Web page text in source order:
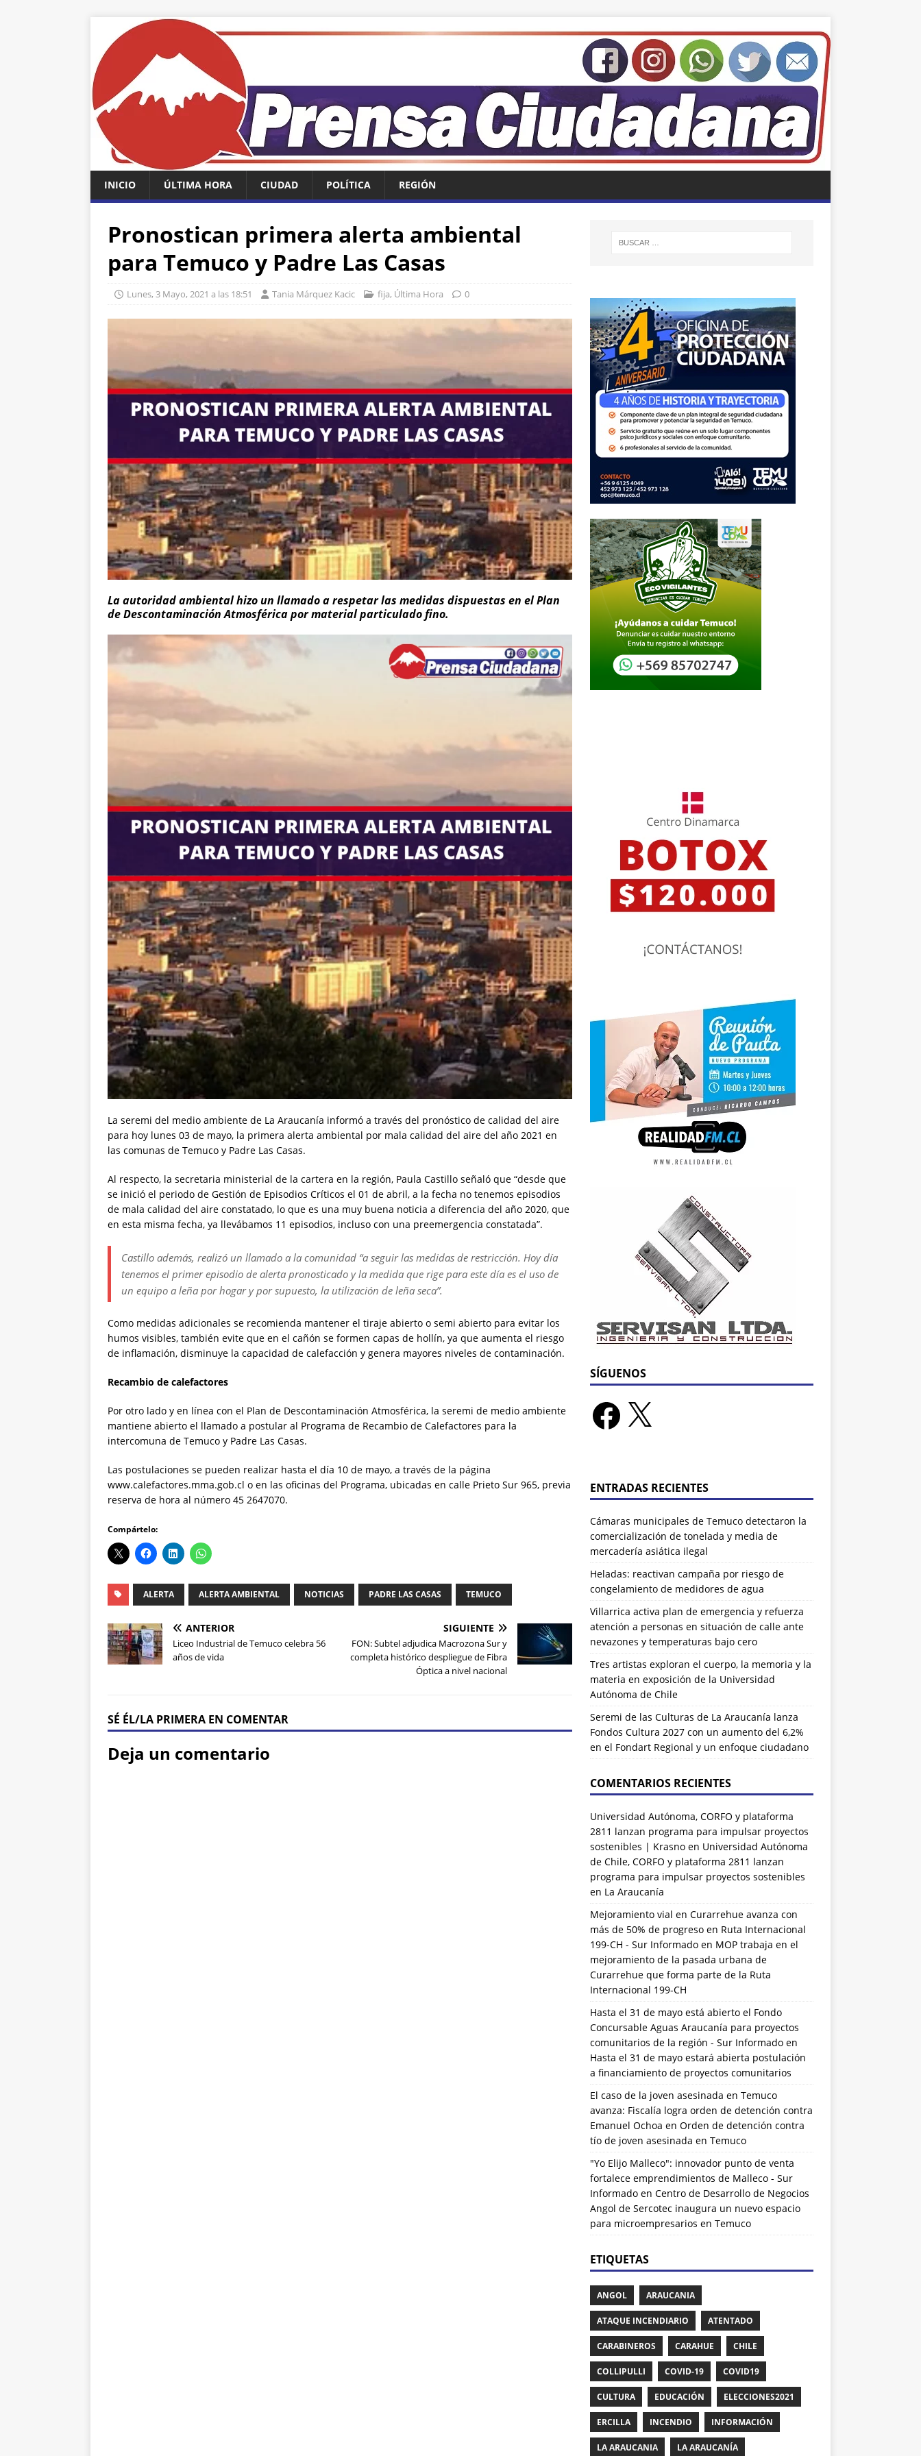
INICIO ÚLTIMA HORA CIUDAD POLÍTICA REGIÓN
Pronostican primera alerta ambiental
para Temuco y Padre Las Casas
Lunes, 3 Mayo, 2021 a las 18:51 Tania Márquez Kacic fija, Última Hora 0
La autoridad ambiental hizo un llamado a respetar las medidas dispuestas en el Plan
de Descontaminación Atmosférica por material particulado fino.
La seremi del medio ambiente de La Araucanía informó a través del pronóstico de calidad del aire
para hoy lunes 03 de mayo, la primera alerta ambiental por mala calidad del aire del año 2021 en
las comunas de Temuco y Padre Las Casas.
Al respecto, la secretaria ministerial de la cartera en la región, Paula Castillo señaló que “desde que
se inició el periodo de Gestión de Episodios Críticos el 01 de abril, a la fecha no tenemos episodios
de mala calidad del aire constatado, lo que es una muy buena noticia a diferencia del año 2020, que
en esta misma fecha, ya llevábamos 11 episodios, incluso con una preemergencia constatada”.
Castillo además, realizó un llamado a la comunidad “a seguir las medidas de restricción. Hoy día
tenemos el primer episodio de alerta pronosticado y la medida que rige para este día es el uso de
un equipo a leña por hogar y por supuesto, la utilización de leña seca”.
Como medidas adicionales se recomienda mantener el tiraje abierto o semi abierto para evitar los
humos visibles, también evite que en el cañón se formen capas de hollín, ya que aumenta el riesgo
de inflamación, disminuye la capacidad de calefacción y genera mayores niveles de contaminación.
Recambio de calefactores
Por otro lado y en línea con el Plan de Descontaminación Atmosférica, la seremi de medio ambiente
mantiene abierto el llamado a postular al Programa de Recambio de Calefactores para la
intercomuna de Temuco y Padre Las Casas.
Las postulaciones se pueden realizar hasta el día 10 de mayo, a través de la página
www.calefactores.mma.gob.cl o en las oficinas del Programa, ubicadas en calle Prieto Sur 965, previa
reserva de hora al número 45 2647070.
Compártelo:
ALERTA ALERTA AMBIENTAL NOTICIAS PADRE LAS CASAS TEMUCO
ANTERIOR
Liceo Industrial de Temuco celebra 56
años de vida
SIGUIENTE
FON: Subtel adjudica Macrozona Sur y
completa histórico despliegue de Fibra
Óptica a nivel nacional
SÉ ÉL/LA PRIMERA EN COMENTAR
Deja un comentario
SÍGUENOS
ENTRADAS RECIENTES
Cámaras municipales de Temuco detectaron la
comercialización de tonelada y media de
mercadería asiática ilegal
Heladas: reactivan campaña por riesgo de
congelamiento de medidores de agua
Villarrica activa plan de emergencia y refuerza
atención a personas en situación de calle ante
nevazones y temperaturas bajo cero
Tres artistas exploran el cuerpo, la memoria y la
materia en exposición de la Universidad
Autónoma de Chile
Seremi de las Culturas de La Araucanía lanza
Fondos Cultura 2027 con un aumento del 6,2%
en el Fondart Regional y un enfoque ciudadano
COMENTARIOS RECIENTES
Universidad Autónoma, CORFO y plataforma
2811 lanzan programa para impulsar proyectos
sostenibles | Krasnoen Universidad Autónoma
de Chile, CORFO y plataforma 2811 lanzan
programa para impulsar proyectos sostenibles
en La Araucanía
Mejoramiento vial en Curarrehue avanza con
más de 50% de progreso en Ruta Internacional
199-CH - Sur Informadoen MOP trabaja en el
mejoramiento de la pasada urbana de
Curarrehue que forma parte de la Ruta
Internacional 199-CH
Hasta el 31 de mayo está abierto el Fondo
Concursable Aguas Araucanía para proyectos
comunitarios de la región - Sur Informadoen
Hasta el 31 de mayo estará abierta postulación
a financiamiento de proyectos comunitarios
El caso de la joven asesinada en Temuco
avanza: Fiscalía logra orden de detención contra
Emanuel Ochoa en Orden de detención contra
tío de joven asesinada en Temuco
"Yo Elijo Malleco": innovador punto de venta
fortalece emprendimientos de Malleco - Sur
Informadoen Centro de Desarrollo de Negocios
Angol de Sercotec inaugura un nuevo espacio
para microempresarios en Temuco
ETIQUETAS
ANGOL ARAUCANIA
ATAQUE INCENDIARIO ATENTADO
CARABINEROS CARAHUE CHILE
COLLIPULLI COVID-19 COVID19
CULTURA EDUCACIÓN ELECCIONES2021
ERCILLA INCENDIO INFORMACIÓN
LA ARAUCANIA LA ARAUCANÍA